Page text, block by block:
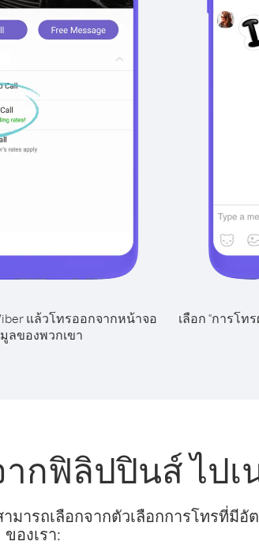
แล้วโทรออกจากหน้าจอ
ลของพวกเขา
เลือก "การโท
กฟิลิปปินส์ ไปเ
ารถเลือกจากตัวเลือกการโทรที่มีอั
ของเรา: